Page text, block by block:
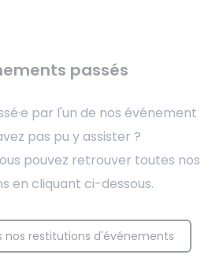
passés
par l'un de nos événement
pas pu y assister ?
pouvez retrouver toutes nos
en cliquant ci-dessous.
nos restitutions d'événements